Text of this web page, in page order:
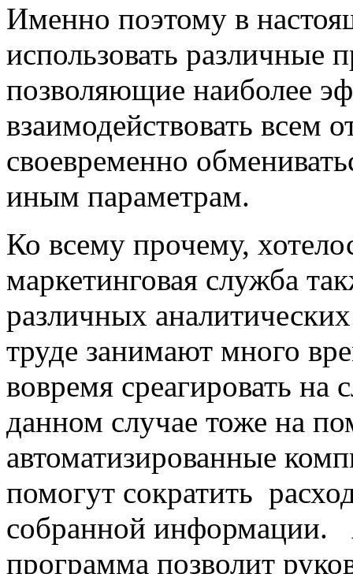
Именно поэтому в
использовать различные
позволяющие наиболее
взаимодействовать всем
своевременно
иным параметрам.
Ко всему прочему,
маркетинговая служба
различных
труде занимают много
вовремя среагировать
данном случае тоже на
автоматизированные
помогут сократить
собранной информации.
программа позволит